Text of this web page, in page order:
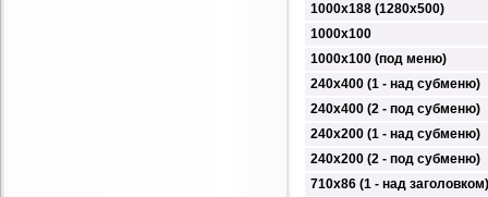
1000х188 (1280х500)
1000х100
1000х100 (под меню)
240х400 (1 - над субменю)
240х400 (2 - под субменю)
240х200 (1 - над субменю)
240х200 (2 - под субменю)
710х86 (1 - над заголовком)